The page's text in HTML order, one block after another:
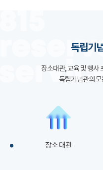
독립기
장소대관, 교육 및 행사
독립기념관의
장소 대관